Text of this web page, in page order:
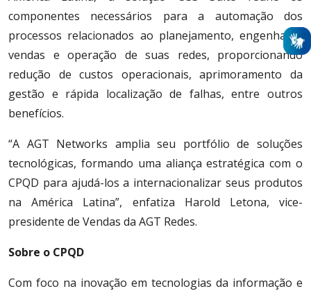
componentes necessários para a automação dos
processos relacionados ao planejamento, engenharia,
vendas e operação de suas redes, proporcionando
redução de custos operacionais, aprimoramento da
gestão e rápida localização de falhas, entre outros
benefícios.
“A AGT Networks amplia seu portfólio de soluções
tecnológicas, formando uma aliança estratégica com o
CPQD para ajudá-los a internacionalizar seus produtos
na América Latina”, enfatiza Harold Letona, vice-
presidente de Vendas da AGT Redes.
Sobre o CPQD
Com foco na inovação em tecnologias da informação e